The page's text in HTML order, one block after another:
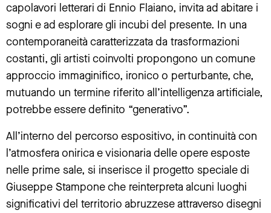
capolavori letterari di Ennio Flaiano, invita ad abitare i
sogni e ad esplorare gli incubi del presente. In una
contemporaneità caratterizzata da trasformazioni
costanti, gli artisti coinvolti propongono un comune
approccio immaginifico, ironico o perturbante, che,
mutuando un termine riferito all’intelligenza artificiale,
potrebbe essere definito “generativo”.
All’interno del percorso espositivo, in continuità con
l’atmosfera onirica e visionaria delle opere esposte
nelle prime sale, si inserisce il progetto speciale di
Giuseppe Stampone che reinterpreta alcuni luoghi
significativi del territorio abruzzese attraverso disegni